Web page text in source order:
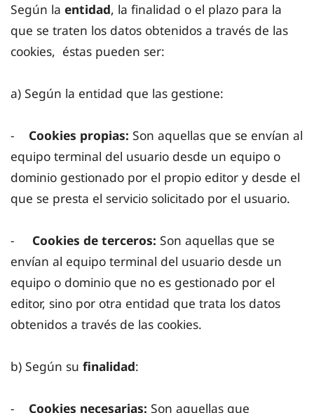
Según la entidad, la finalidad o el plazo para la
que se traten los datos obtenidos a través de las
cookies, éstas pueden ser:
a) Según la entidad que las gestione:
- Cookies propias: Son aquellas que se envían al
equipo terminal del usuario desde un equipo o
dominio gestionado por el propio editor y desde el
que se presta el servicio solicitado por el usuario.
- Cookies de terceros: Son aquellas que se
envían al equipo terminal del usuario desde un
equipo o dominio que no es gestionado por el
editor, sino por otra entidad que trata los datos
obtenidos a través de las cookies.
b) Según su finalidad:
- Cookies necesarias: Son aquellas que